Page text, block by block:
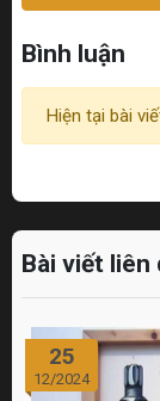
Bình luận
Hiện tại bài
Bài viết liên
25
12/2024